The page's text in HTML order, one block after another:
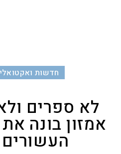
חדשות
לא ספרים
אמזון בונה